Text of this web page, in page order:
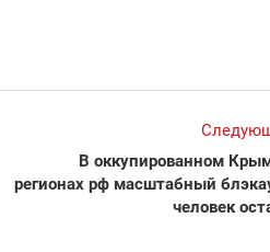
В оккупированном
регионах рф масштабный
человек